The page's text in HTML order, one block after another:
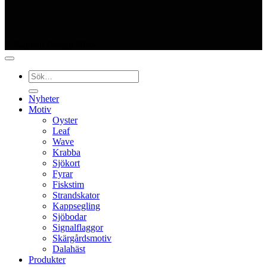
Sök
efter:
Nyheter
Motiv
Oyster
Leaf
Wave
Krabba
Sjökort
Fyrar
Fiskstim
Strandskator
Kappsegling
Sjöbodar
Signalflaggor
Skärgårdsmotiv
Dalahäst
Produkter